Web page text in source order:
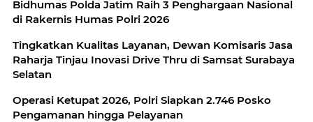
Bidhumas Polda Jatim Raih 3 Penghargaan Nasional
di Rakernis Humas Polri 2026
Tingkatkan Kualitas Layanan, Dewan Komisaris Jasa
Raharja Tinjau Inovasi Drive Thru di Samsat Surabaya
Selatan
Operasi Ketupat 2026, Polri Siapkan 2.746 Posko
Pengamanan hingga Pelayanan